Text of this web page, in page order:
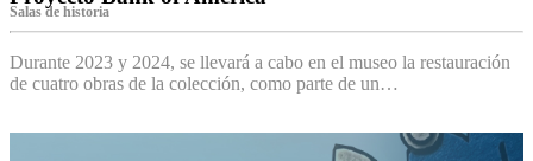
S‌alas de historia
Durante 2023 y 2024, se llevará a cabo en el museo la restauración
de cuatro obras de la colección, como parte de un…